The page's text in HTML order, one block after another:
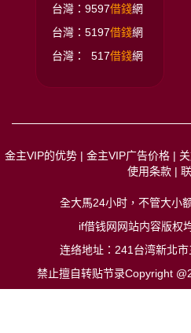
台灣：9597借錢網
台灣：5197借錢網
台灣： 517借錢網
金主VIP的优势 | 金主VIP广告价格 |
使用条款 |
全大馬24小时，不管大小
if借钱网网站内容版权
连络地址：241台湾新北
禁止擅自转贴节录Copyright